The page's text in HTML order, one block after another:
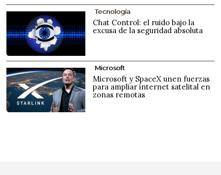
Tecnología
Chat Control: el ruido bajo la
excusa de la seguridad absoluta
Microsoft
Microsoft y SpaceX unen fuerzas
para ampliar internet satelital en
zonas remotas